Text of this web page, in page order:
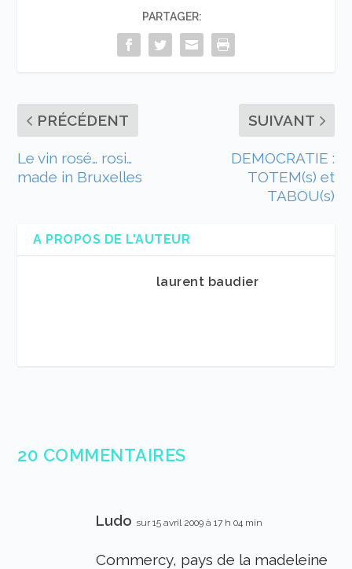
PARTAGER:
PRÉCÉDENT
Le vin rosé… rosi…
made in Bruxelles
SUIVANT
DEMOCRATIE :
TOTEM(s) et
TABOU(s)
A PROPOS DE L'AUTEUR
laurent baudier
20 COMMENTAIRES
Ludo sur 15 avril 2009 à 17 h 04 min
Commercy, pays de la madeleine